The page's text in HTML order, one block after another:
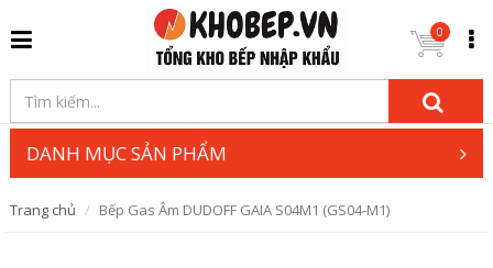
0
DANH MỤC SẢN PHẨM
Trang chủ Bếp Gas Âm DUDOFF GAIA S04M1 (GS04-M1)